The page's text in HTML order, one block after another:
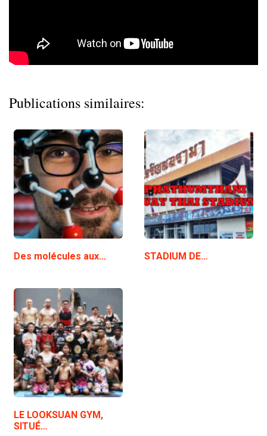
Publications similaires:
Des molécules aux… STADIUM DE…
LE LOOKSUAN GYM,
SITUÉ…